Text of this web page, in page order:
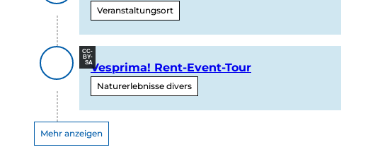
Veranstaltungsort
CC-
BY-
SAVesprima! Rent-Event-Tour
Naturerlebnisse divers
Mehr anzeigen